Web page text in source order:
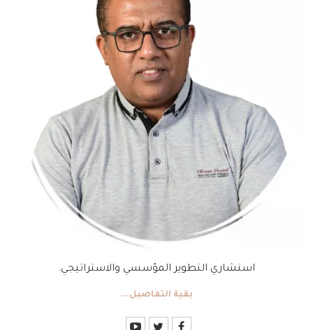
استشاري التطوير المؤسسي والاستراتيجي.
بقية التفاصيل...